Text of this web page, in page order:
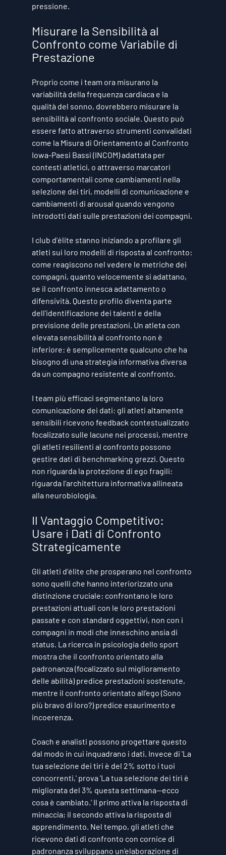
pressione.
Misurare la Sensibilità al
Confronto come Variabile di
Prestazione
Proprio come i team ora misurano la
variabilità della frequenza cardiaca e la
qualità del sonno, dovrebbero misurare la
sensibilità al confronto sociale. Questo può
essere fatto attraverso strumenti convalidati
come la Misura di Orientamento al Confronto
Iowa-Paesi Bassi (INCOM) adattata per
contesti atletici, o attraverso marcatori
comportamentali come cambiamenti nella
selezione dei tiri, modelli di comunicazione e
cambiamenti di arousal quando vengono
introdotti dati sulle prestazioni dei compagni.
I club d'élite stanno iniziando a profilare gli
atleti sui loro modelli di risposta al confronto:
come reagiscono nel vedere le metriche dei
compagni, quanto velocemente si adattano,
se il confronto innesca adattamento o
difensività. Questo profilo diventa parte
dell'identificazione dei talenti e della
previsione delle prestazioni. Un atleta con
elevata sensibilità al confronto non è
inferiore: è semplicemente qualcuno che ha
bisogno di una strategia informativa diversa
da un compagno resistente al confronto.
I team più efficaci segmentano la loro
comunicazione dei dati: gli atleti altamente
sensibili ricevono feedback contestualizzato
focalizzato sulle lacune nei processi, mentre
gli atleti resilienti al confronto possono
gestire dati di benchmarking grezzi. Questo
non riguarda la protezione di ego fragili:
riguarda l'architettura informativa allineata
alla neurobiologia.
Il Vantaggio Competitivo:
Usare i Dati di Confronto
Strategicamente
Gli atleti d'élite che prosperano nel confronto
sono quelli che hanno interiorizzato una
distinzione cruciale: confrontano le loro
prestazioni attuali con le loro prestazioni
passate e con standard oggettivi, non con i
compagni in modi che inneschino ansia di
status. La ricerca in psicologia dello sport
mostra che il confronto orientato alla
padronanza (focalizzato sul miglioramento
delle abilità) predice prestazioni sostenute,
mentre il confronto orientato all'ego (Sono
più bravo di loro?) predice esaurimento e
incoerenza.
Coach e analisti possono progettare questo
dal modo in cui inquadrano i dati. Invece di 'La
tua selezione dei tiri è del 2% sotto i tuoi
concorrenti,' prova 'La tua selezione dei tiri è
migliorata del 3% questa settimana—ecco
cosa è cambiato.' Il primo attiva la risposta di
minaccia; il secondo attiva la risposta di
apprendimento. Nel tempo, gli atleti che
ricevono dati di confronto con cornice di
padronanza sviluppano un'elaborazione di